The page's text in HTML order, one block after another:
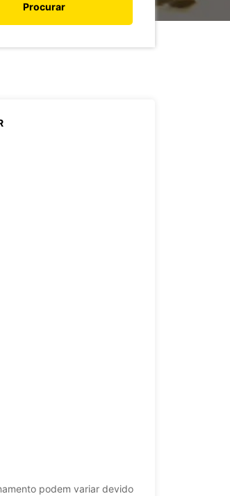
Procurar
podem variar devido